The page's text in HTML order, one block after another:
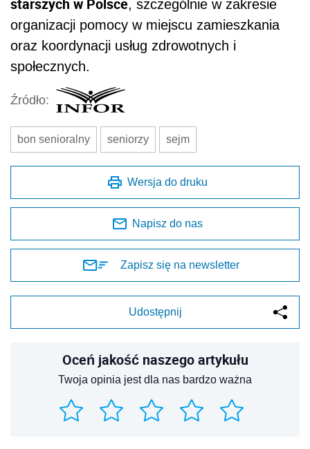
starszych w Polsce, szczególnie w zakresie
organizacji pomocy w miejscu zamieszkania
oraz koordynacji usług zdrowotnych i
społecznych.
Źródło:
bon senioralny seniorzy sejm
Wersja do druku
Napisz do nas
Zapisz się na newsletter
Udostępnij
Oceń jakość naszego artykułu
Twoja opinia jest dla nas bardzo ważna